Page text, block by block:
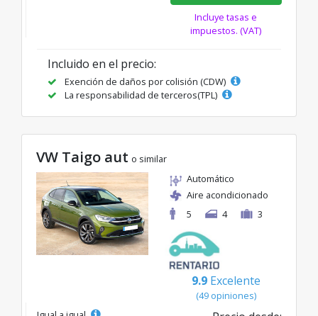
Incluye tasas e
impuestos. (VAT)
Incluido en el precio:
Exención de daños por colisión (CDW)
La responsabilidad de terceros(TPL)
VW Taigo aut o similar
Automático
Aire acondicionado
5
4 3
9.9 Excelente
(49 opiniones)